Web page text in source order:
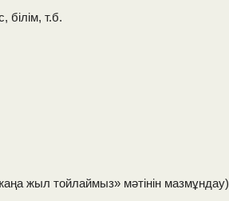
білім, т.б.
жыл тойлаймыз» мәтінін мазмұндау)